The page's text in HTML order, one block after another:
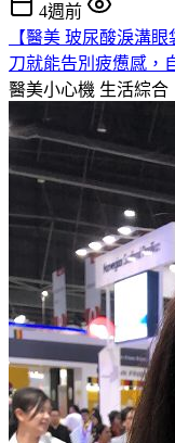
4週前
【醫美 玻尿酸淚溝
刀就能告別疲憊感，
醫美小心機 生活綜合